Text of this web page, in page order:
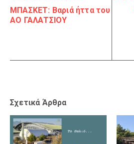
ΜΠΑΣΚΕΤ: Βαριά ήττα του
ΑΟ ΓΑΛΑΤΣΙΟΥ
Σχετικά Άρθρα